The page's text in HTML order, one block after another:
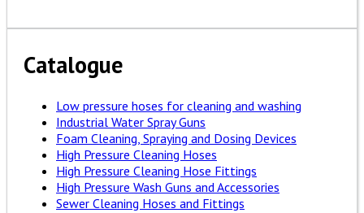
Catalogue
Low pressure hoses for cleaning and washing
Industrial Water Spray Guns
Foam Cleaning, Spraying and Dosing Devices
High Pressure Cleaning Hoses
High Pressure Cleaning Hose Fittings
High Pressure Wash Guns and Accessories
Sewer Cleaning Hoses and Fittings